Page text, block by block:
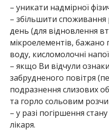
– уникати надмірної
– збільшити споживання
день (для відновлення
мікроелементів, бажано
воду, кисломолочні
– якщо Ви відчули
забрудненого повітря
подразнення слизових
та горло сольовим
– у разі погіршення
лікаря.